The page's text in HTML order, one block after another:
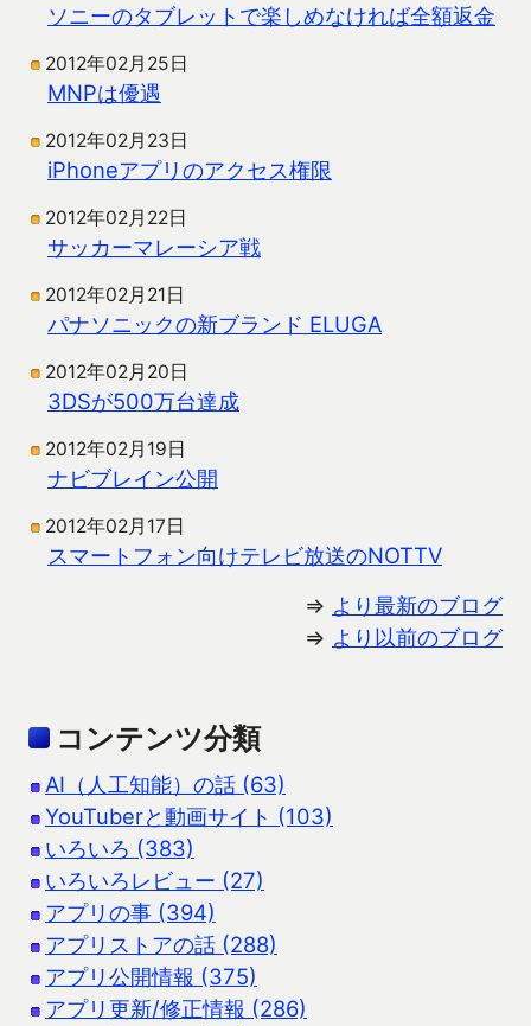
ソニーのタブレットで楽しめなければ全額返金
2012年02月25日
MNPは優遇
2012年02月23日
iPhoneアプリのアクセス権限
2012年02月22日
サッカーマレーシア戦
2012年02月21日
パナソニックの新ブランド ELUGA
2012年02月20日
3DSが500万台達成
2012年02月19日
ナビブレイン公開
2012年02月17日
スマートフォン向けテレビ放送のNOTTV
⇒ より最新のブログ
⇒ より以前のブログ
コンテンツ分類
AI（人工知能）の話 (63)
YouTuberと動画サイト (103)
いろいろ (383)
いろいろレビュー (27)
アプリの事 (394)
アプリストアの話 (288)
アプリ公開情報 (375)
アプリ更新/修正情報 (286)